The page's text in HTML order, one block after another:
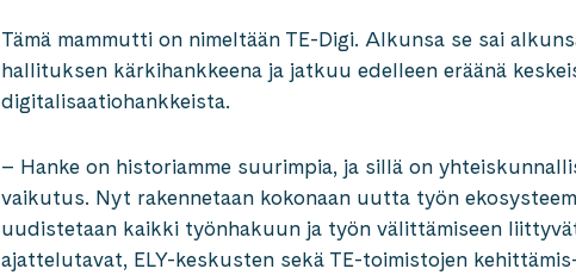
Tämä mammutti on nimeltään TE-Digi. Alkunsa se sai
hallituksen kärkihankkeena ja jatkuu edelleen eräänä
digitalisaatiohankkeista.
– Hanke on historiamme suurimpia, ja sillä on
vaikutus. Nyt rakennetaan kokonaan uutta työn
uudistetaan kaikki työnhakuun ja työn välittämiseen
ajattelutavat, ELY-keskusten sekä TE-toimistojen